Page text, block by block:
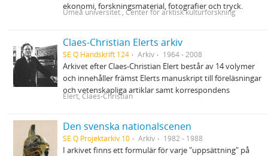
ekonomi, forskningsmaterial, fotografier och tryck.
Umeå universitet., Center för arktisk kulturforskning
Claes-Christian Elerts arkiv
SE Q Handskrift 124 Arkiv 1964 - 2008
Arkivet efter Claes-Christian Elert består av 14 volymer
och innehåller främst Elerts manuskript till föreläsningar
och vetenskapliga artiklar samt korrespondens
Elert, Claes-Christian
Den svenska nationalscenen
SE Q Projektarkiv 10 Arkiv 1982 - 1988
I arkivet finns ett formulär för varje "uppsättning" på